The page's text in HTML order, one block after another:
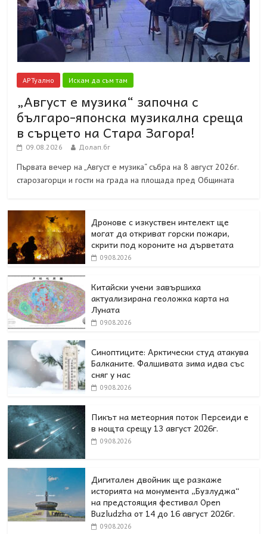
АРТуално Искам да съм там
„Август е музика“ започна с
българо-японска музикална среща
в сърцето на Стара Загора!
09.08.2026 Долап.бг
Първата вечер на „Август е музика“ събра на 8 август 2026г.
старозагорци и гости на града на площада пред Общината
Дронове с изкуствен интелект ще
могат да откриват горски пожари,
скрити под короните на дърветата
09.08.2026
Китайски учени завършиха
актуализирана геоложка карта на
Луната
09.08.2026
Синоптиците: Арктически студ атакува
Балканите. Фалшивата зима идва със
сняг у нас
09.08.2026
Пикът на метеорния поток Персеиди е
в нощта срещу 13 август 2026г.
09.08.2026
Дигитален двойник ще разкаже
историята на монумента „Бузлуджа“
на предстоящия фестивал Open
Buzludzha от 14 до 16 август 2026г.
09.08.2026